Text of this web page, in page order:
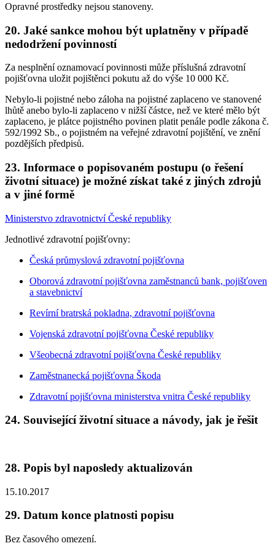
Opravné prostředky nejsou stanoveny.
20. Jaké sankce mohou být uplatněny v případě
nedodržení povinností
Za nesplnění oznamovací povinnosti může příslušná zdravotní
pojišťovna uložit pojištěnci pokutu až do výše 10 000 Kč.
Nebylo-li pojistné nebo záloha na pojistné zaplaceno ve stanovené
lhůtě anebo bylo-li zaplaceno v nižší částce, než ve které mělo být
zaplaceno, je plátce pojistného povinen platit penále podle zákona č.
592/1992 Sb., o pojistném na veřejné zdravotní pojištění, ve znění
pozdějších předpisů.
23. Informace o popisovaném postupu (o řešení
životní situace) je možné získat také z jiných zdrojů
a v jiné formě
Ministerstvo zdravotnictví České republiky
Jednotlivé zdravotní pojišťovny:
Česká průmyslová zdravotní pojišťovna
Oborová zdravotní pojišťovna zaměstnanců bank, pojišťoven
a stavebnictví
Revírní bratrská pokladna, zdravotní pojišťovna
Vojenská zdravotní pojišťovna České republiky
Všeobecná zdravotní pojišťovna České republiky
Zaměstnanecká pojišťovna Škoda
Zdravotní pojišťovna ministerstva vnitra České republiky
24. Související životní situace a návody, jak je řešit
28. Popis byl naposledy aktualizován
15.10.2017
29. Datum konce platnosti popisu
Bez časového omezení.